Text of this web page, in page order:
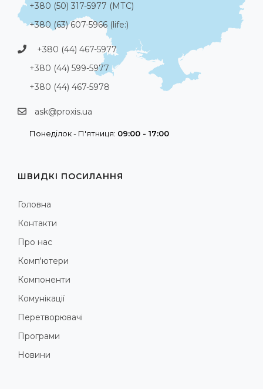
+380 (50) 317-5977 (МТС)
+380 (63) 607-5966 (life:)
+380 (44) 467-5977
+380 (44) 599-5977
+380 (44) 467-5978
ask@proxis.ua
Понеділок - П'ятниця: 09:00 - 17:00
ШВИДКІ ПОСИЛАННЯ
Головна
Контакти
Про нас
Комп'ютери
Компоненти
Комунікації
Перетворювачі
Програми
Новини